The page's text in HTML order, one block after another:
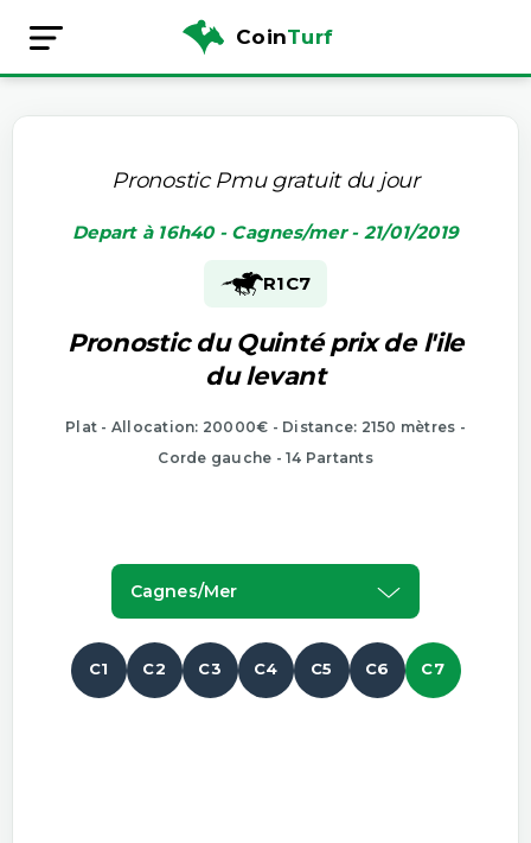
CoinTurf
Pronostic Pmu gratuit du jour
Depart à 16h40 - Cagnes/mer - 21/01/2019
R1C7
Pronostic du Quinté prix de l'ile
du levant
Plat - Allocation: 20000€ - Distance: 2150 mètres -
Corde gauche - 14 Partants
Cagnes/mer
C1 C2 C3 C4 C5 C6 C7